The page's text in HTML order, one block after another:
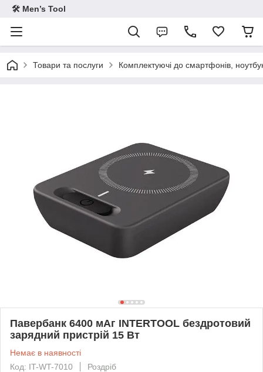
🛠 Men’s Tool
Товари та послуги Комплектуючі до смартфонів,
Павербанк 6400 мАг INTERTOOL бездротовий
зарядний пристрій 15 Вт
Немає в наявності
Код: IT-WT-7010
Роздріб